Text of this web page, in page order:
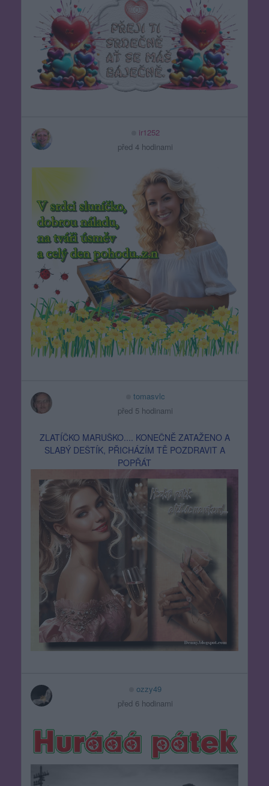
ir1252
před 4 hodinami
tomasvlc
před 5 hodinami
ZLATÍČKO MARUŠKO.... KONEČNĚ ZATAŽENO A
SLABÝ DEŠTÍK, PŘICHÁZÍM TĚ POZDRAVIT A
POPŘÁT
ozzy49
před 6 hodinami